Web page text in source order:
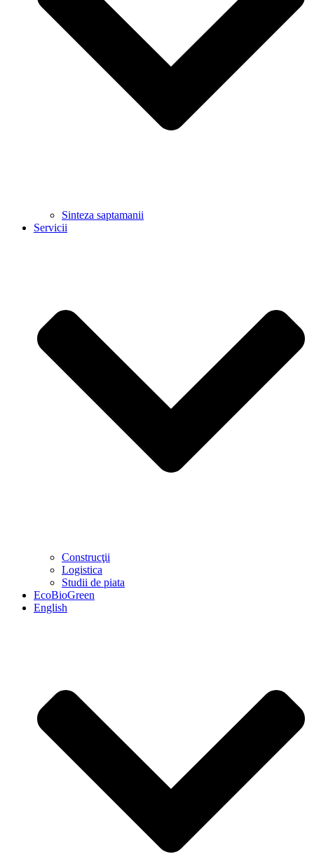
Sinteza saptamanii
Servicii
Construcţii
Logistica
Studii de piata
EcoBioGreen
English